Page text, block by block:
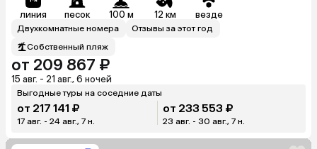
линия песок 100 м 12 км везде
Двухкомнатные номера
Отзывы за этот год
Собственный пляж
от 209 867 ₽
15 авг. - 21 авг., 6 ночей
Выгодные туры на соседние даты
от 217 141 ₽
17 авг. - 24 авг., 7 н.
от 233 553 ₽
23 авг. - 30 авг., 7 н.